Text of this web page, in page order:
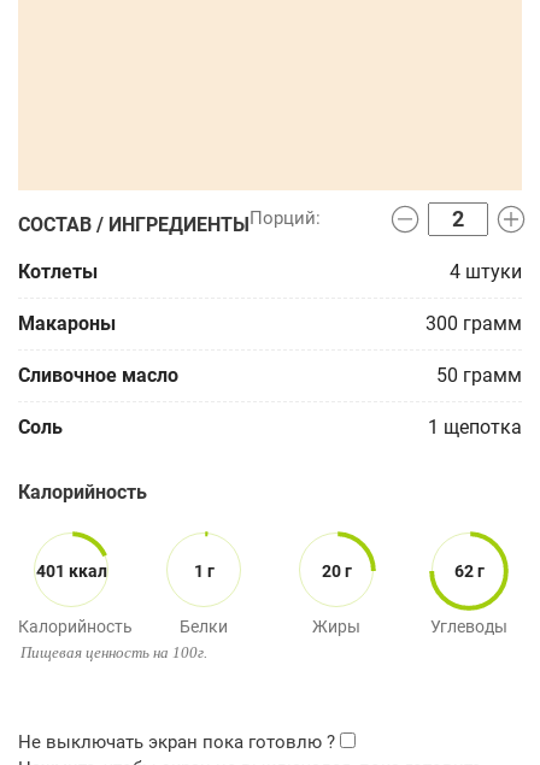
СОСТАВ / ИНГРЕДИЕНТЫ
Котлеты 4 штуки
Макароны 300 грамм
Сливочное масло 50 грамм
Соль 1 щепотка
Калорийность
401 ккал
Калорийность
1 г
Белки
20 г
Жиры
62 г
Углеводы
Пищевая ценность на 100г.